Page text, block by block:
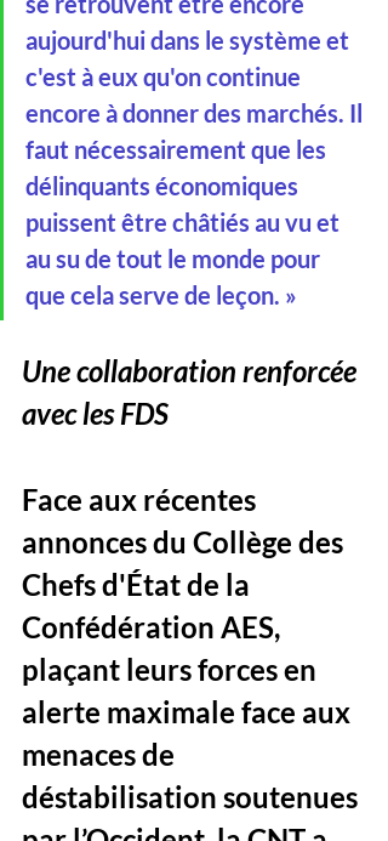
aujourd'hui dans le système et
c'est à eux qu'on continue
encore à donner des marchés. Il
faut nécessairement que les
délinquants économiques
puissent être châtiés au vu et
au su de tout le monde pour
que cela serve de leçon. »
Une collaboration renforcée
avec les FDS
Face aux récentes
annonces du Collège des
Chefs d'État de la
Confédération AES,
plaçant leurs forces en
alerte maximale face aux
menaces de
déstabilisation soutenues